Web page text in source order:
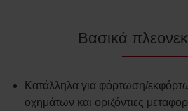
Βασικά
Κατάλληλα για φόρτωση/
οχημάτων και οριζόντιες